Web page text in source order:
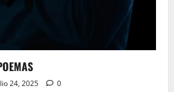
24, 2025 0